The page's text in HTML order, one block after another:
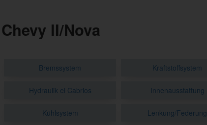
Chevy II/Nova
Bremssystem Kraftstoffsystem
Hydraulik el Cabrios Innenausstattung
Kühlsystem Lenkung/Federung